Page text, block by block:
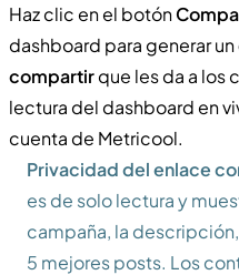
Haz clic en el botón
dashboard para generar un
compartirque les da a los
lectura del dashboard en
cuenta de Metricool.
Privacidad del enlace
es de solo lectura y
campaña, la
5 mejores posts. Los